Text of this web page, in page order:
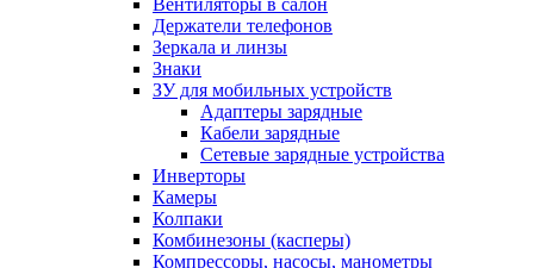
Держатели телефонов
Зеркала и линзы
Знаки
ЗУ для мобильных устройств
Адаптеры зарядные
Кабели зарядные
Сетевые зарядные устройства
Инверторы
Камеры
Колпаки
Комбинезоны (касперы)
Компрессоры, насосы, манометры